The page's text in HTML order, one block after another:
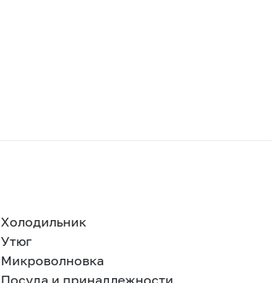
Холодильник
Утюг
Микроволновка